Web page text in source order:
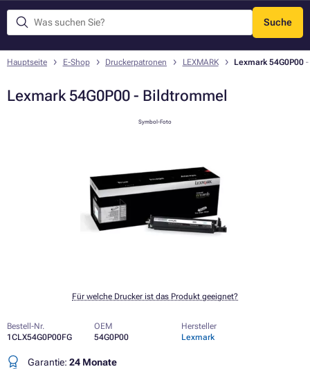
Suche
Menü
Hauptseite E-Shop Druckerpatronen LEXMARK Lexmark 54G0P00
Lexmark 54G0P00 - Bildtrommel
Symbol-Foto
Für welche Drucker ist das Produkt geeignet?
Bestell-Nr.
1CLX54G0P00FG
OEM
54G0P00
Hersteller
Lexmark
Garantie: 24 Monate